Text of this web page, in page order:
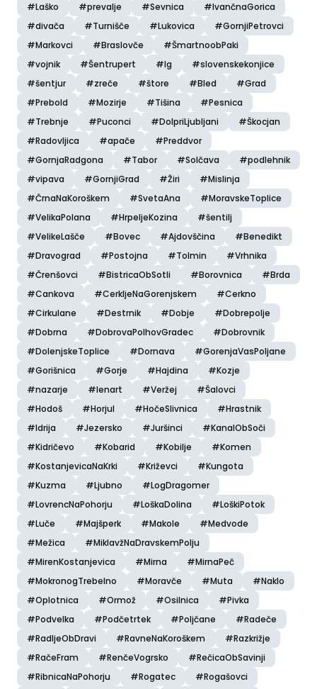
#Laško
#prevalje #Sevnica
#IvančnaGorica
#divača
#Turnišče #Lukovica
#GornjiPetrovci
#Markovci
#Braslovče
#ŠmartnoobPaki
#vojnik
#Šentrupert #Ig
#slovenskekonjice
#šentjur
#zreče #štore #Bled
#Grad
#Prebold
#Mozirje #Tišina
#Pesnica
#Trebnje
#Puconci #DolpriLjubljani
#Škocjan
#Radovljica
#apače
#Preddvor
#GornjaRadgona
#Tabor #Solčava
#podlehnik
#vipava
#GornjiGrad #Žiri
#Mislinja
#ČrnaNaKoroškem
#SvetaAna
#MoravskeToplice
#VelikaPolana
#HrpeljeKozina
#šentilj
#VelikeLašče
#Bovec #Ajdovščina
#Benedikt
#Dravograd
#Postojna #Tolmin
#Vrhnika
#Črenšovci
#BistricaObSotli #Borovnica
#Brda
#Cankova
#CerkljeNaGorenjskem
#Cerkno
#Cirkulane
#Destrnik #Dobje
#Dobrepolje
#Dobrna
#DobrovaPolhovGradec
#Dobrovnik
#DolenjskeToplice
#Dornava
#GorenjaVasPoljane
#Gorišnica
#Gorje #Hajdina
#Kozje
#nazarje
#lenart #Veržej
#Šalovci
#Hodoš
#Horjul #HočeSlivnica
#Hrastnik
#Idrija
#Jezersko #Juršinci
#KanalObSoči
#Kidričevo
#Kobarid #Kobilje
#Komen
#KostanjevicaNaKrki
#Križevci
#Kungota
#Kuzma
#Ljubno
#LogDragomer
#LovrencNaPohorju
#LoškaDolina
#LoškiPotok
#Luče
#Majšperk #Makole
#Medvode
#Mežica
#MiklavžNaDravskemPolju
#MirenKostanjevica
#Mirna
#MirnaPeč
#MokronogTrebelno
#Moravče #Muta
#Naklo
#Oplotnica
#Ormož #Osilnica
#Pivka
#Podvelka
#Podčetrtek #Poljčane
#Radeče
#RadljeObDravi
#RavneNaKoroškem
#Razkrižje
#RačeFram
#RenčeVogrsko
#RečicaObSavinji
#RibnicaNaPohorju
#Rogatec #Rogašovci